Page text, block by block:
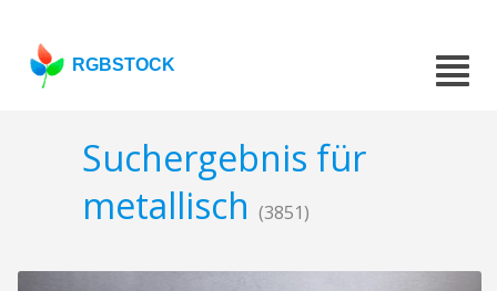
RGBSTOCK
Suchergebnis für
metallisch (3851)